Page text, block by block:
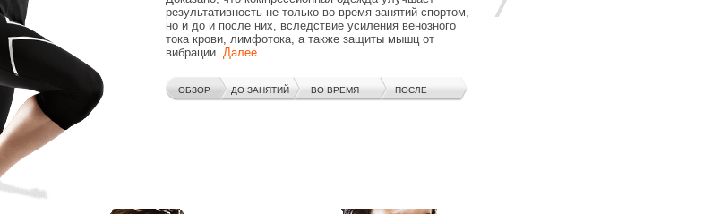
результативность не только во время занятий спортом,
но и до и после них, вследствие усиления венозного
тока крови, лимфотока, а также защиты мышц от
вибрации. Далее
ОБЗОР ДО ЗАНЯТИЙ ВО ВРЕМЯ ПОСЛЕ